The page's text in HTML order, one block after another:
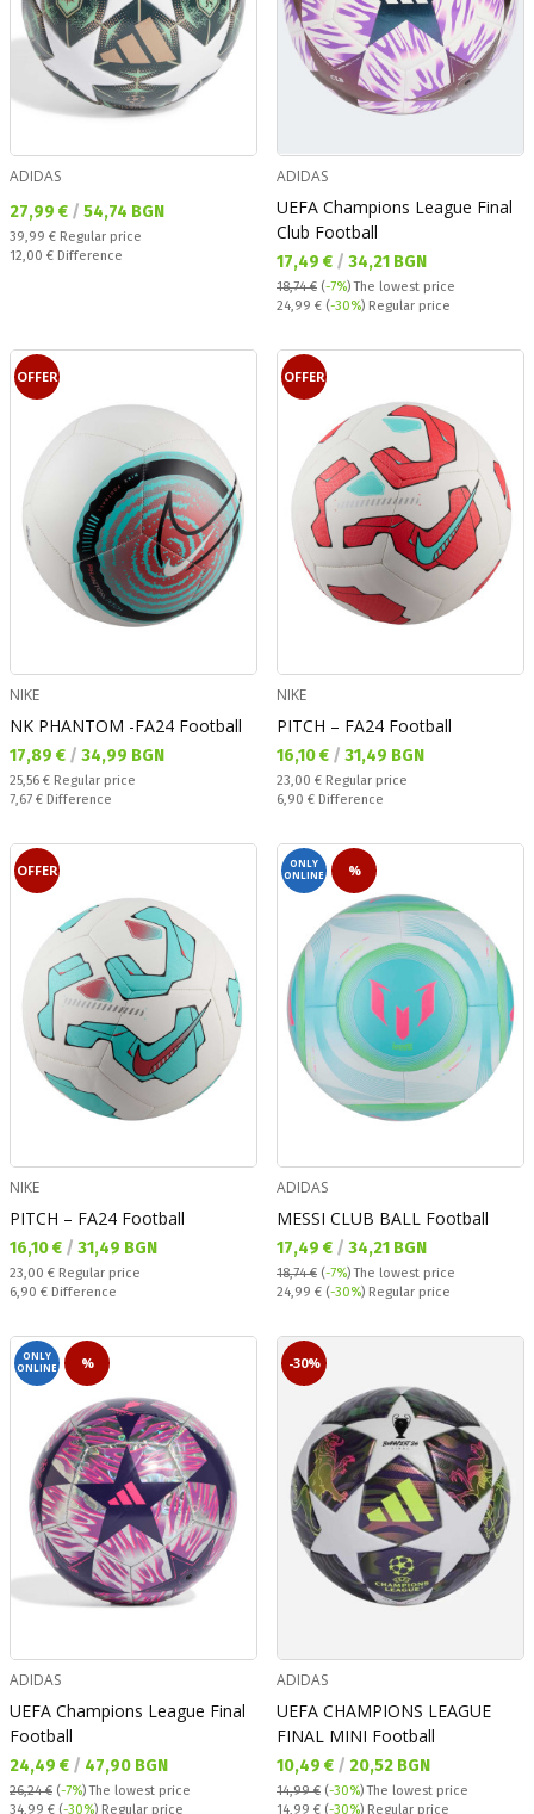
ADIDAS
Текуща цена:
27,99 € / 54,74 BGN
Regular price:
39,99 € Regular price
Спестявате:
12,00 € Difference
ADIDAS
UEFA Champions League Final
Club Football
Текуща цена:
17,49 € / 34,21 BGN
18,74 € (-7%)The lowest price
Regular price:
24,99 € (-30%) Regular price
OFFER
NIKE
NK PHANTOM -FA24 Football
Текуща цена:
17,89 € / 34,99 BGN
Regular price:
25,56 € Regular price
Спестявате:
7,67 € Difference
OFFER
NIKE
PITCH – FA24 Football
Текуща цена:
16,10 € / 31,49 BGN
Regular price:
23,00 € Regular price
Спестявате:
6,90 € Difference
OFFER
NIKE
PITCH – FA24 Football
Текуща цена:
16,10 € / 31,49 BGN
Regular price:
23,00 € Regular price
Спестявате:
6,90 € Difference
ONLY
ONLINE
%
ADIDAS
MESSI CLUB BALL Football
Текуща цена:
17,49 € / 34,21 BGN
18,74 € (-7%)The lowest price
Regular price:
24,99 € (-30%) Regular price
ONLY
ONLINE
%
ADIDAS
UEFA Champions League Final
Football
Текуща цена:
24,49 € / 47,90 BGN
26,24 € (-7%)The lowest price
Regular price:
34,99 € (-30%) Regular price
-30%
ADIDAS
UEFA CHAMPIONS LEAGUE
FINAL MINI Football
Текуща цена:
10,49 € / 20,52 BGN
14,99 € (-30%)The lowest price
Regular price:
14,99 € (-30%) Regular price